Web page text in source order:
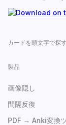
カードを頭文字で探す
製品
画像隠し
間隔反復
PDF → Anki変換